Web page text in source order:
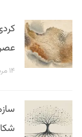
۱۴ مرداد ۱۴۰۵